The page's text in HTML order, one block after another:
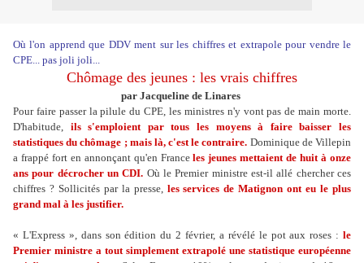
Où l'on apprend que DDV ment sur les chiffres et extrapole pour vendre le
CPE... pas joli joli...
Chômage des jeunes : les vrais chiffres
par Jacqueline de Linares
Pour faire passer la pilule du CPE, les ministres n'y vont pas de main morte.
D'habitude, ils s'emploient par tous les moyens à faire baisser les
statistiques du chômage ; mais là, c'est le contraire. Dominique de Villepin
a frappé fort en annonçant qu'en Franceles jeunes mettaient de huit à onze
ans pour décrocher un CDI. Où le Premier ministre est-il allé chercher ces
chiffres ? Sollicités par la presse, les services de Matignon ont eu le plus
grand mal à les justifier.
« L'Express », dans son édition du 2 février, a révélé le pot aux roses : le
Premier ministre a tout simplement extrapolé une statistique européenne